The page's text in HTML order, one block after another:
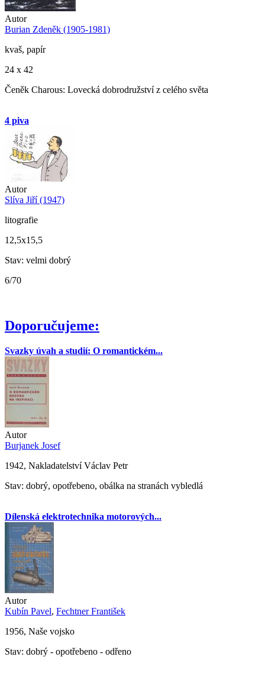
Autor
Burian Zdeněk (1905-1981)
kvaš, papír
24 x 42
Čeněk Charous: Lovecká dobrodružství z celého světa
4 piva
Autor
Slíva Jiří (1947)
litografie
12,5x15,5
Stav: velmi dobrý
6/70
Doporučujeme:
Svazky úvah a studií: O romantickém...
Autor
Burjanek Josef
1942, Nakladatelství Václav Petr
Stav: dobrý, opotřebeno, obálka na stranách vybledlá
Dílenská elektrotechnika motorových...
Autor
Kubín Pavel, Fechtner František
1956, Naše vojsko
Stav: dobrý - opotřebeno - odřeno